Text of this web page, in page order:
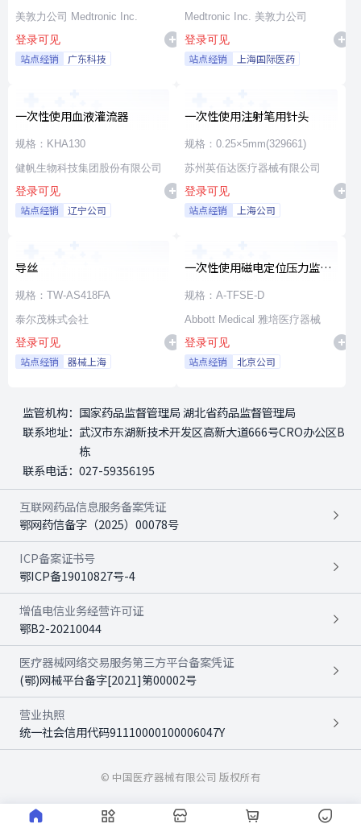
美敦力公司 Medtronic Inc.
登录可见
站点经销 广东科技
Medtronic Inc. 美敦力公司
登录可见
站点经销 上海国际医药
一次性使用血液灌流器
规格：KHA130
健帆生物科技集团股份有限公司
登录可见
站点经销 辽宁公司
一次性使用注射笔用针头
规格：0.25×5mm(329661)
苏州英佰达医疗器械有限公司
登录可见
站点经销 上海公司
导丝
规格：TW-AS418FA
泰尔茂株式会社
登录可见
站点经销 器械上海
一次性使用磁电定位压力监测
射频消融导管
规格：A-TFSE-D
Abbott Medical 雅培医疗器械
登录可见
站点经销 北京公司
监管机构： 国家药品监督管理局 湖北省药品监督管理局
联系地址： 武汉市东湖新技术开发区高新大道666号CRO办公区B
栋
联系电话： 027-59356195
互联网药品信息服务备案凭证
鄂网药信备字（2025）00078号
ICP备案证书号
鄂ICP备19010827号-4
增值电信业务经营许可证
鄂B2-20210044
医疗器械网络交易服务第三方平台备案凭证
(鄂)网械平台备字[2021]第00002号
营业执照
统一社会信用代码91110000100006047Y
© 中国医疗器械有限公司 版权所有